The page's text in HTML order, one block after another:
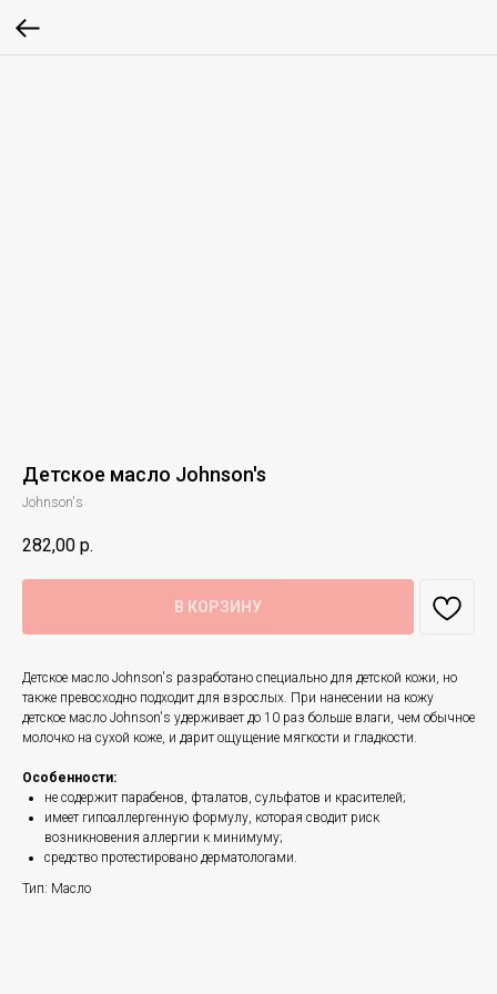
Детское масло Johnson's
Johnson's
282,00 р.
В КОРЗИНУ
Детское масло Johnson's разработано специально для детской кожи, но
также превосходно подходит для взрослых. При нанесении на кожу
детское масло Johnson's удерживает до 10 раз больше влаги, чем обычное
молочко на сухой коже, и дарит ощущение мягкости и гладкости.
Особенности:
не содержит парабенов, фталатов, сульфатов и красителей;
имеет гипоаллергенную формулу, которая сводит риск
возникновения аллергии к минимуму;
средство протестировано дерматологами.
Тип: Масло